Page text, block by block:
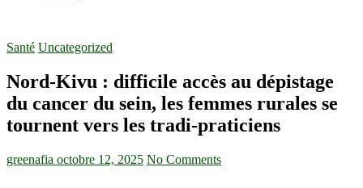
Santé Uncategorized
Nord-Kivu : difficile accès au dépistage
du cancer du sein, les femmes rurales se
tournent vers les tradi-praticiens
greenafia octobre 12, 2025 No Comments